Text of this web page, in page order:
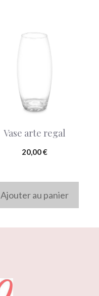
Vase arte regal
20,00€
Ajouter au panier